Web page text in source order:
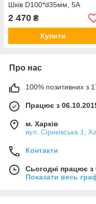
Шків D100*d35мм, 5А
2 470 ₴
Купити
Про нас
100% позитивних з 17
Працює з
м. Харків
вул. Сіриківська 1,
Контакти
Сьогодні працює з
Показати весь